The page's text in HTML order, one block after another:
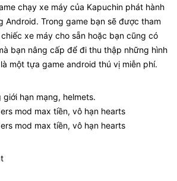
chạy xe máy của Kapuchin phát hành
Android. Trong game bạn sẽ được tham
xe máy cho sẵn hoặc bạn cũng có
bạn nâng cấp để đi thu thập những hình
một tựa game android thú vị miễn phí.
hạn mạng, helmets.